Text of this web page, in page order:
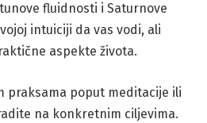
fluidnosti i Saturnove
intuiciji da vas vodi, ali
aspekte života.
praksama poput meditacije ili
na konkretnim ciljevima.